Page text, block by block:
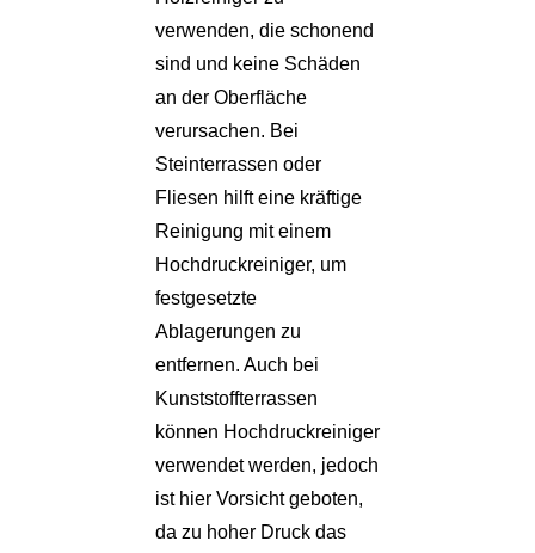
verwenden, die schonend
sind und keine Schäden
an der Oberfläche
verursachen. Bei
Steinterrassen oder
Fliesen hilft eine kräftige
Reinigung mit einem
Hochdruckreiniger, um
festgesetzte
Ablagerungen zu
entfernen. Auch bei
Kunststoffterrassen
können Hochdruckreiniger
verwendet werden, jedoch
ist hier Vorsicht geboten,
da zu hoher Druck das